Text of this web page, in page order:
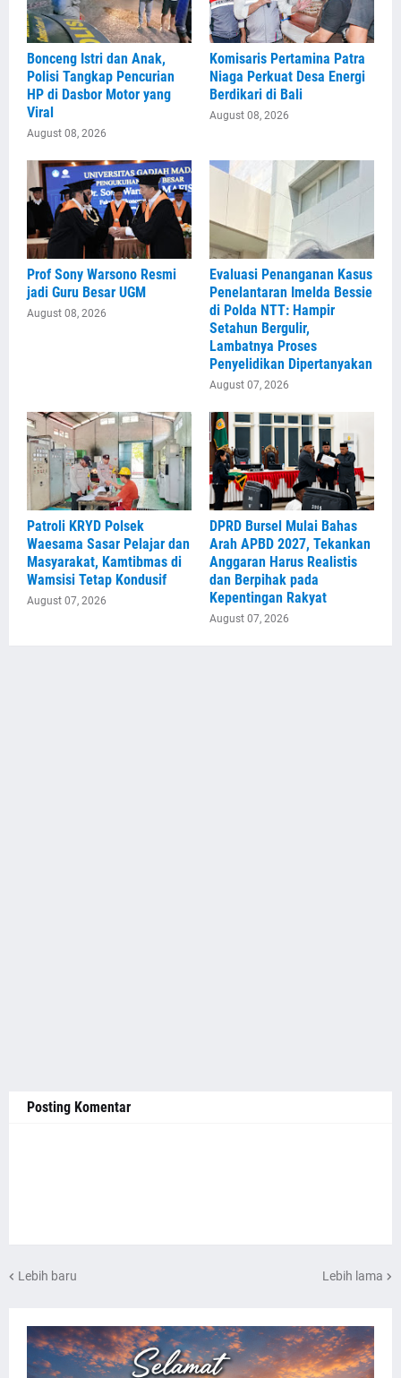
Bonceng Istri dan Anak,
Polisi Tangkap Pencurian
HP di Dasbor Motor yang
Viral
August 08, 2026
Komisaris Pertamina Patra
Niaga Perkuat Desa Energi
Berdikari di Bali
August 08, 2026
Prof Sony Warsono Resmi
jadi Guru Besar UGM
August 08, 2026
Evaluasi Penanganan Kasus
Penelantaran Imelda Bessie
di Polda NTT: Hampir
Setahun Bergulir,
Lambatnya Proses
Penyelidikan Dipertanyakan
August 07, 2026
Patroli KRYD Polsek
Waesama Sasar Pelajar dan
Masyarakat, Kamtibmas di
Wamsisi Tetap Kondusif
August 07, 2026
DPRD Bursel Mulai Bahas
Arah APBD 2027, Tekankan
Anggaran Harus Realistis
dan Berpihak pada
Kepentingan Rakyat
August 07, 2026
Posting Komentar
Lebih baru Lebih lama